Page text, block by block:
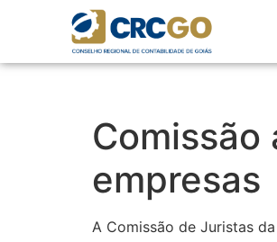
empresas
A Comissão de Juristas